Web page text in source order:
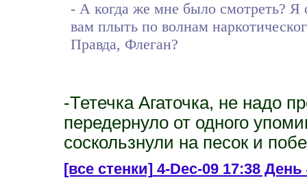
- А когда же мне было смотреть? Я
вам плыть по волнам
Правда, Флеган?
-Тетечка Агаточка, не надо
передернуло от одного
соскользнули на песок и
[все стенки]4-Dec-09 17:38 День